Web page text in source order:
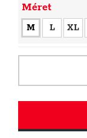
Méret
M L XL